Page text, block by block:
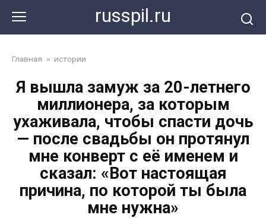
контенту
russpil.ru
Главная » истории
Я вышла замуж за 20-летнего
миллионера, за которым
ухаживала, чтобы спасти дочь
— после свадьбы он протянул
мне конверт с её именем и
сказал: «Вот настоящая
причина, по которой ты была
мне нужна»